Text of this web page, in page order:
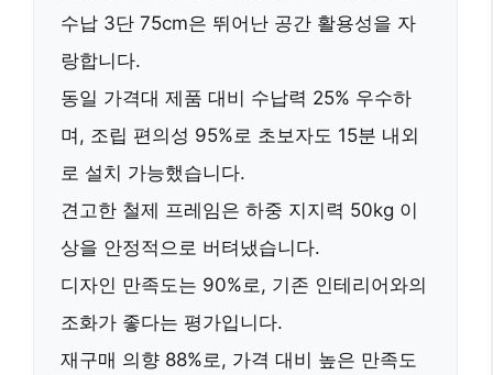
수납 3단 75cm은 뛰어난 공간 활용성을 자
랑합니다.
동일 가격대 제품 대비 수납력 25% 우수하
며, 조립 편의성 95%로 초보자도 15분 내외
로 설치 가능했습니다.
견고한 철제 프레임은 하중 지지력 50kg 이
상을 안정적으로 버텨냈습니다.
디자인 만족도는 90%로, 기존 인테리어와의
조화가 좋다는 평가입니다.
재구매 의향 88%로, 가격 대비 높은 만족도